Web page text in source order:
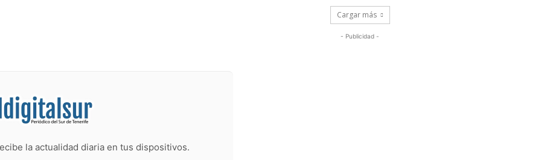
la actualidad diaria en tus dispositivos.
Cargar más
- Publicidad -